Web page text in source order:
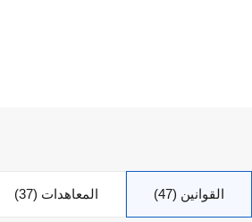
القوانين (47) المعاهدات (37)